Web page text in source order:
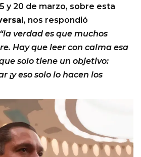
y 20 de marzo, sobre esta
, nos respondió
“la verdad es que muchos
Hay que leer con calma esa
solo tiene un objetivo:
¡y eso solo lo hacen los